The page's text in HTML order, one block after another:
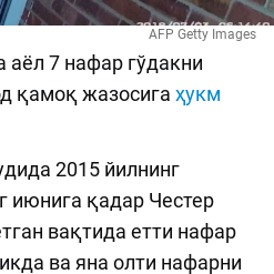
AFP Getty Images
7 нафар гўдакни
қамоқ жазосига ҳукм
2015 йилнинг
июнига қадар Честер
вақтида етти нафар
ва яна олти нафарни